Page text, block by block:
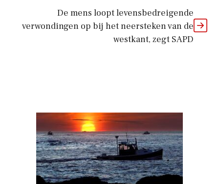
De mens loopt levensbedreigende
verwondingen op bij het neersteken van de
westkant, zegt SAPD